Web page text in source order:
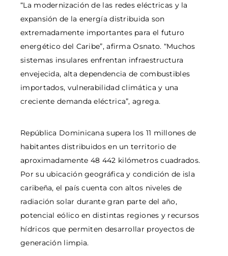
“La modernización de las redes eléctricas y la
expansión de la energía distribuida son
extremadamente importantes para el futuro
energético del Caribe”, afirma Osnato. “Muchos
sistemas insulares enfrentan infraestructura
envejecida, alta dependencia de combustibles
importados, vulnerabilidad climática y una
creciente demanda eléctrica”, agrega.
República Dominicana supera los 11 millones de
habitantes distribuidos en un territorio de
aproximadamente 48 442 kilómetros cuadrados.
Por su ubicación geográfica y condición de isla
caribeña, el país cuenta con altos niveles de
radiación solar durante gran parte del año,
potencial eólico en distintas regiones y recursos
hídricos que permiten desarrollar proyectos de
generación limpia.